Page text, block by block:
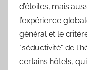
d’étoiles, mais
l’expérience
général et le
"séductivité" de
certains hôtels,